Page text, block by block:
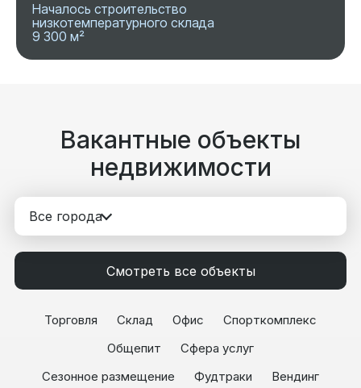
Началось строительство
низкотемпературного склада
9 300 м²
Вакантные объекты
недвижимости
Все города
Смотреть все объекты
Торговля Склад Офис
Спорткомплекс
Общепит
Сфера услуг
Сезонное размещение
Фудтраки Вендинг